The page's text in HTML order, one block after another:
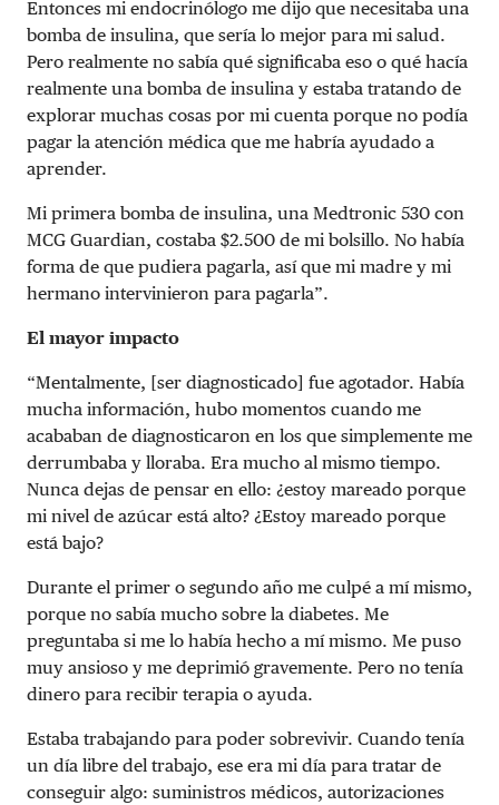
Entonces mi endocrinólogo me dijo que necesitaba una
bomba de insulina, que sería lo mejor para mi salud.
Pero realmente no sabía qué significaba eso o qué hacía
realmente una bomba de insulina y estaba tratando de
explorar muchas cosas por mi cuenta porque no podía
pagar la atención médica que me habría ayudado a
aprender.
Mi primera bomba de insulina, una Medtronic 530 con
MCG Guardian, costaba $2.500 de mi bolsillo. No había
forma de que pudiera pagarla, así que mi madre y mi
hermano intervinieron para pagarla”.
El mayor impacto
“Mentalmente, [ser diagnosticado] fue agotador. Había
mucha información, hubo momentos cuando me
acababan de diagnosticaron en los que simplemente me
derrumbaba y lloraba. Era mucho al mismo tiempo.
Nunca dejas de pensar en ello: ¿estoy mareado porque
mi nivel de azúcar está alto? ¿Estoy mareado porque
está bajo?
Durante el primer o segundo año me culpé a mí mismo,
porque no sabía mucho sobre la diabetes. Me
preguntaba si me lo había hecho a mí mismo. Me puso
muy ansioso y me deprimió gravemente. Pero no tenía
dinero para recibir terapia o ayuda.
Estaba trabajando para poder sobrevivir. Cuando tenía
un día libre del trabajo, ese era mi día para tratar de
conseguir algo: suministros médicos, autorizaciones